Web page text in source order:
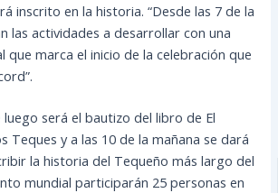
inscrito en la historia. “Desde las 7 de la
las actividades a desarrollar con una
que marca el inicio de la celebración que
será el bautizo del libro de El
Teques y a las 10 de la mañana se dará
la historia del Tequeño más largo del
mundial participarán 25 personas en